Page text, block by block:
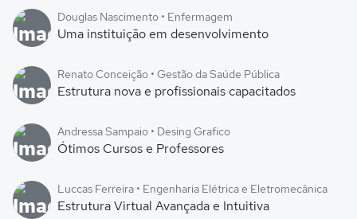
Douglas Nascimento • Enfermagem
Uma instituição em desenvolvimento
Renato Conceição • Gestão da Saúde Pública
Estrutura nova e profissionais capacitados
Andressa Sampaio • Desing Grafico
Ótimos Cursos e Professores
Luccas Ferreira • Engenharia Elétrica e Eletromecânica
Estrutura Virtual Avançada e Intuitiva